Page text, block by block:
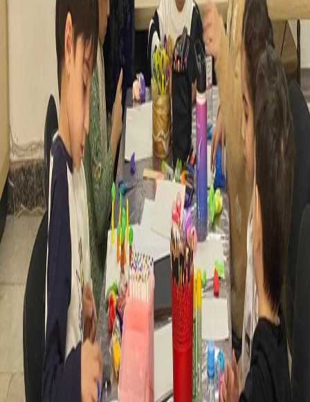
անվան ճարտարապետության ազգային թանգարան-
ինստիտուտում մեր փոքրիկ ապագա
ճարտարապետները իրականացրեցին կրթական
ծրագիր՝ կառուցելով իրենց երազանքի այգիները,
ստեղծեցին յուրօրինակ և երևակայությամբ լի
պատկերներ։
Պատկերասրահ